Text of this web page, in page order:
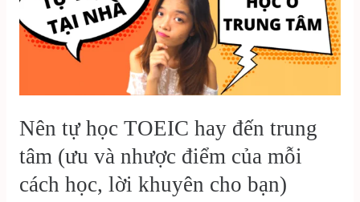
Listening
2022
Nên tự học TOEIC hay đến trung
tâm (ưu và nhược điểm của mỗi
cách học, lời khuyên cho bạn)